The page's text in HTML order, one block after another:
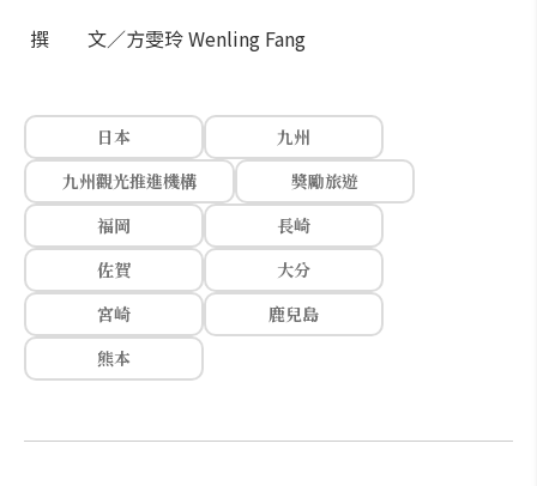
撰 文／方雯玲 Wenling Fang
日本
九州
九州觀光推進機構
獎勵旅遊
福岡
長崎
佐賀
大分
宮崎
鹿兒島
熊本